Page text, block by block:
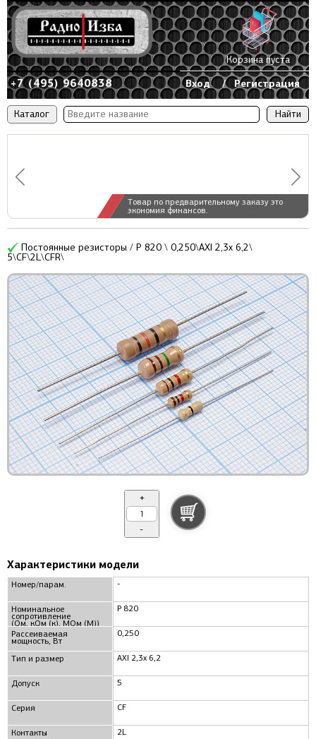
Каталог
Товар по предварительному заказу это
экономия финансов.
+7 (495) 9640838 Вход / Регистрация
Корзина пуста
Постоянные резисторы / Р 820 \ 0,250\AXI 2,3x 6,2\
5\CF\2L\CFR\
+
-
Характеристики модели
Номер/парам.
Номинальное
сопротивление
(Ом, кОм (к), МОм (М))
Рассеиваемая
мощность, Вт
Тип и размер
Допуск
Серия
Контакты
-
Р 820
0,250
AXI 2,3x 6,2
5
CF
2L